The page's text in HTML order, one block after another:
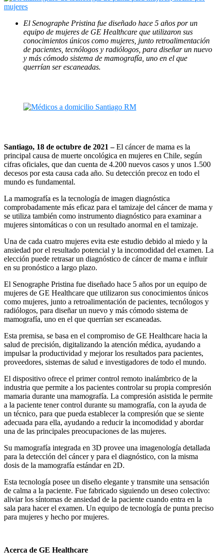
El Senographe Pristina fue diseñado hace 5 años por un
equipo de mujeres de GE Healthcare que utilizaron sus
conocimientos únicos como mujeres, junto retroalimentación
de pacientes, tecnólogos y radiólogos, para diseñar un nuevo
y más cómodo sistema de mamografía, uno en el que
querrían ser escaneadas.
Santiago, 18 de octubre de 2021 –El cáncer de mama es la
principal causa de muerte oncológica en mujeres en Chile, según
cifras oficiales, que dan cuenta de 4.200 nuevos casos y unos 1.500
decesos por esta causa cada año. Su detección precoz en todo el
mundo es fundamental.
La mamografía es la tecnología de imagen diagnóstica
comprobadamente más eficaz para el tamizaje del cáncer de mama y
se utiliza también como instrumento diagnóstico para examinar a
mujeres sintomáticas o con un resultado anormal en el tamizaje.
Una de cada cuatro mujeres evita este estudio debido al miedo y la
ansiedad por el resultado potencial y la incomodidad del examen. La
elección puede retrasar un diagnóstico de cáncer de mama e influir
en su pronóstico a largo plazo.
El Senographe Pristina fue diseñado hace 5 años por un equipo de
mujeres de GE Healthcare que utilizaron sus conocimientos únicos
como mujeres, junto a retroalimentación de pacientes, tecnólogos y
radiólogos, para diseñar un nuevo y más cómodo sistema de
mamografía, uno en el que querrían ser escaneadas.
Esta premisa, se basa en el compromiso de GE Healthcare hacia la
salud de precisión, digitalizando la atención médica, ayudando a
impulsar la productividad y mejorar los resultados para pacientes,
proveedores, sistemas de salud e investigadores de todo el mundo.
El dispositivo ofrece el primer control remoto inalámbrico de la
industria que permite a los pacientes controlar su propia compresión
mamaria durante una mamografía. La compresión asistida le permite
a la paciente tener control durante su mamografía, con la ayuda de
un técnico, para que pueda establecer la compresión que se siente
adecuada para ella, ayudando a reducir la incomodidad y abordar
una de las principales preocupaciones de las mujeres.
Su mamografía integrada en 3D provee una imagenología detallada
para la detección del cáncer y para el diagnóstico, con la misma
dosis de la mamografía estándar en 2D.
Esta tecnología posee un diseño elegante y transmite una sensación
de calma a la paciente. Fue fabricado siguiendo un deseo colectivo:
aliviar los síntomas de ansiedad de la paciente cuando entra en la
sala para hacer el examen. Un equipo de tecnología de punta preciso
para mujeres y hecho por mujeres.
Acerca de GE Healthcare